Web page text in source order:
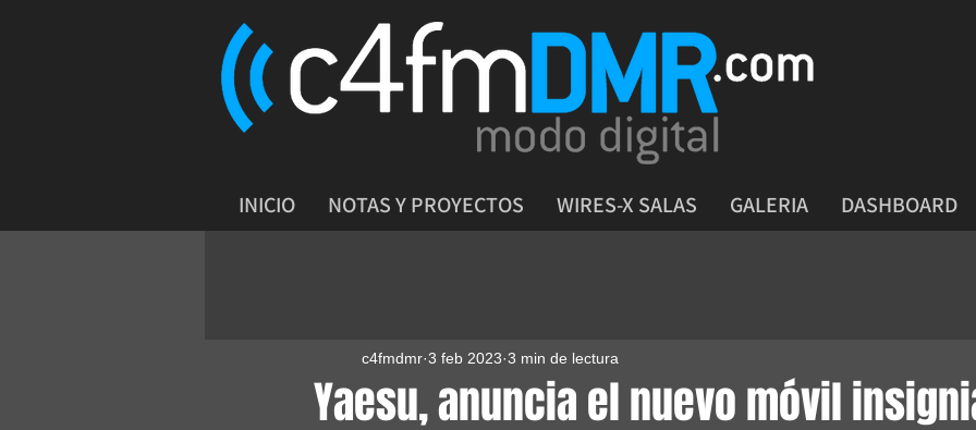
INICIO NOTAS Y PROYECTOS WIRES-X SALAS GALERIA DASHBOARD
Yaesu, anuncia el nuevo móvil
c4fmdmr 3 feb 2023 3 min de lectura